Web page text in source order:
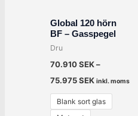
Global 120 hörn
BF – Gasspegel
Dru
70.910SEK–
75.975SEK inkl. moms
Blank sort glas